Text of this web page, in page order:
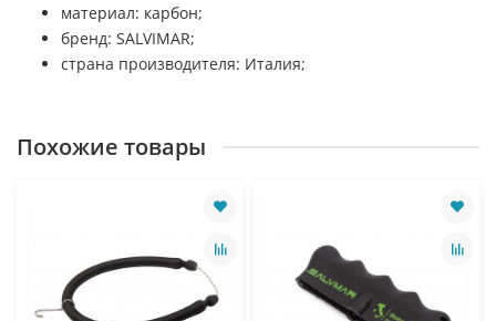
материал: карбон;
бренд: SALVIMAR;
страна производителя: Италия;
Похожие товары